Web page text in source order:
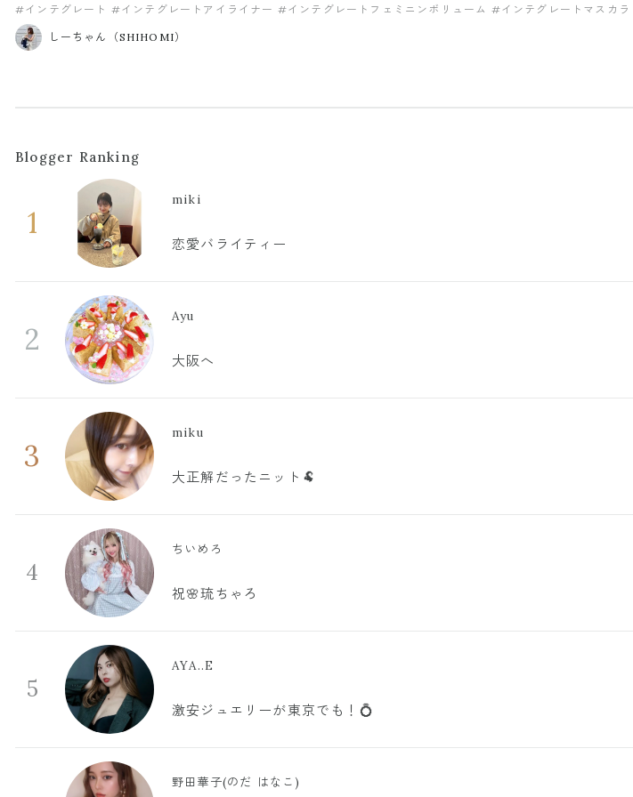
#インテグレート #インテグレートアイライナー #インテグレートフェミニンボリューム #インテグレートマスカラ
しーちゃん（SHIHOMI）
Blogger Ranking
1
miki
恋愛バライティー
2
Ayu
大阪へ
3
miku
大正解だったニット🐏
4
ちいめろ
祝🌸琉ちゃろ
5
AYA..E
激安ジュエリーが東京でも！💍
野田華子(のだ はなこ)